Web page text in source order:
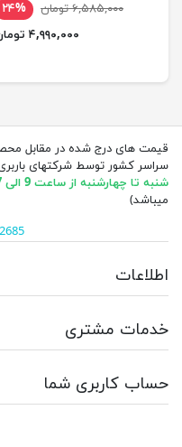
۶,۵۸۵,۰۰۰ تومان
۲۴%
۴,۹۹۰,۰۰۰ تومان
قیمت های درج شده در مقابل
سراسر کشور توسط شرکتهای
شنبه تا چهارشنبه از ساعت 9 الی 17
میباشد)
اطلاعات
خدمات مشتری
حساب کاربری شما